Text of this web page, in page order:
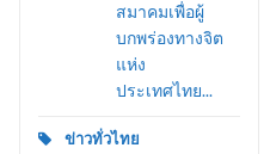
สมาคมเพื่อผู้
บกพร่องทางจิต
แห่ง
ประเทศไทย...
ข่าวทั่วไทย